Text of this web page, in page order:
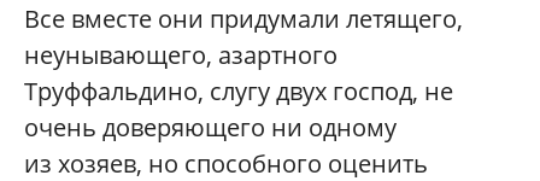
Все вместе они придумали летящего,
неунывающего, азартного
Труффальдино, слугу двух господ, не
очень доверяющего ни одному
из хозяев, но способного оценить